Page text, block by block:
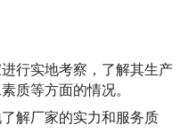
行实地考察，了解其生产
质等方面的情况。
解厂家的实力和服务质